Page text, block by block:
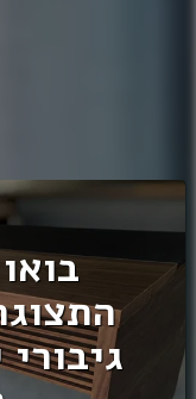
רבינא